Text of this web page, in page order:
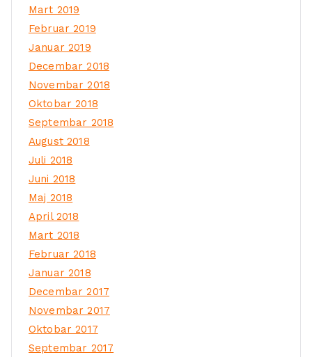
Mart 2019
Februar 2019
Januar 2019
Decembar 2018
Novembar 2018
Oktobar 2018
Septembar 2018
August 2018
Juli 2018
Juni 2018
Maj 2018
April 2018
Mart 2018
Februar 2018
Januar 2018
Decembar 2017
Novembar 2017
Oktobar 2017
Septembar 2017